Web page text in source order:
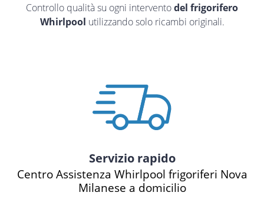
Controllo qualità su ogni interventodel frigorifero
Whirlpool utilizzando solo ricambi originali.
Servizio rapido
Centro Assistenza Whirlpool frigoriferi Nova
Milanese a domicilio